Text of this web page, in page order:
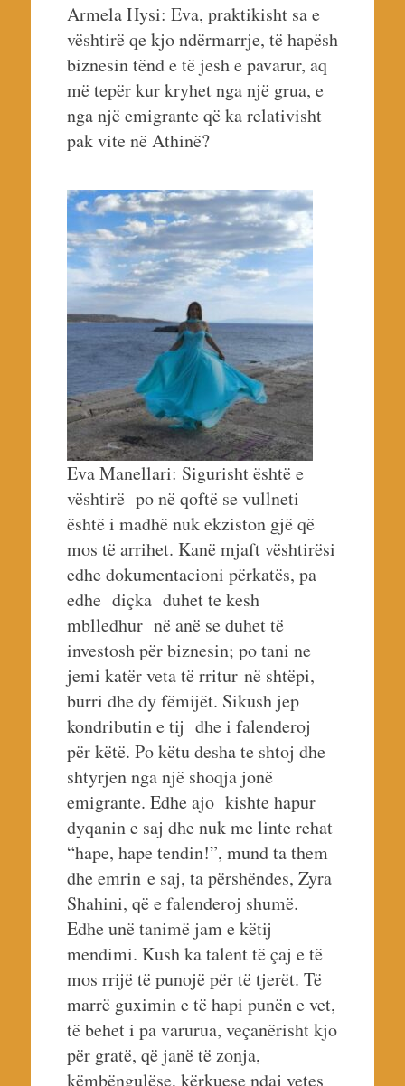
Armela Hysi: Eva, praktikisht sa e
vështirë qe kjo ndërmarrje, të hapësh
biznesin tënd e të jesh e pavarur, aq
më tepër kur kryhet nga një grua, e
nga një emigrante që ka relativisht
pak vite në Athinë?
Eva Manellari: Sigurisht është e
vështirë po në qoftë se vullneti
është i madhë nuk ekziston gjë që
mos të arrihet. Kanë mjaft vështirësi
edhe dokumentacioni përkatës, pa
edhe diçka duhet te kesh
mblledhur në anë se duhet të
investosh për biznesin; po tani ne
jemi katër veta të rritur në shtëpi,
burri dhe dy fëmijët. Sikush jep
kondributin e tij dhe i falenderoj
për këtë. Po këtu desha te shtoj dhe
shtyrjen nga një shoqja jonë
emigrante. Edhe ajo kishte hapur
dyqanin e saj dhe nuk me linte rehat
“hape, hape tendin!”, mund ta them
dhe emrin e saj, ta përshëndes, Zyra
Shahini, që e falenderoj shumë.
Edhe unë tanimë jam e këtij
mendimi. Kush ka talent të çaj e të
mos rrijë të punojë për të tjerët. Të
marrë guximin e të hapi punën e vet,
të behet i pa varurua, veçanërisht kjo
për gratë, që janë të zonja,
këmbëngulëse, kërkuese ndaj vetes